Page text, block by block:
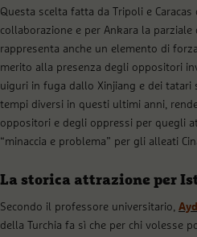
Questa scelta fatta da Tripoli e
collaborazione e per Ankara la
rappresenta anche un elemento di
merito alla presenza degli oppositori
uiguri in fuga dallo Xinjiang e dei tatari
tempi diversi in questi ultimi anni,
oppositori e degli oppressi per quegli
“minaccia e problema” per gli alleati
La storica attrazione per
Secondo il professore universitario,
della Turchia fa sì che per chi volesse